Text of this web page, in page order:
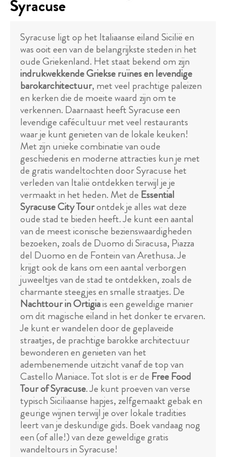
Syracuse
Syracuse ligt op het Italiaanse eiland Sicilië en
was ooit een van de belangrijkste steden in het
oude Griekenland. Het staat bekend om zijn
indrukwekkende Griekse ruïnes en levendige
barokarchitectuur, met veel prachtige paleizen
en kerken die de moeite waard zijn om te
verkennen. Daarnaast heeft Syracuse een
levendige cafécultuur met veel restaurants
waar je kunt genieten van de lokale keuken!
Met zijn unieke combinatie van oude
geschiedenis en moderne attracties kun je met
de gratis wandeltochten door Syracuse het
verleden van Italië ontdekken terwijl je je
vermaakt in het heden. Met de Essential
Syracuse City Tourontdek je alles wat deze
oude stad te bieden heeft. Je kunt een aantal
van de meest iconische bezienswaardigheden
bezoeken, zoals de Duomo di Siracusa, Piazza
del Duomo en de Fontein van Arethusa. Je
krijgt ook de kans om een aantal verborgen
juweeltjes van de stad te ontdekken, zoals de
charmante steegjes en smalle straatjes. De
Nachttour in Ortigiais een geweldige manier
om dit magische eiland in het donker te ervaren.
Je kunt er wandelen door de geplaveide
straatjes, de prachtige barokke architectuur
bewonderen en genieten van het
adembenemende uitzicht vanaf de top van
Castello Maniace. Tot slot is er de Free Food
Tour of Syracuse. Je kunt proeven van verse
typisch Siciliaanse hapjes, zelfgemaakt gebak en
geurige wijnen terwijl je over lokale tradities
leert van je deskundige gids. Boek vandaag nog
een (of alle!) van deze geweldige gratis
wandeltours in Syracuse!